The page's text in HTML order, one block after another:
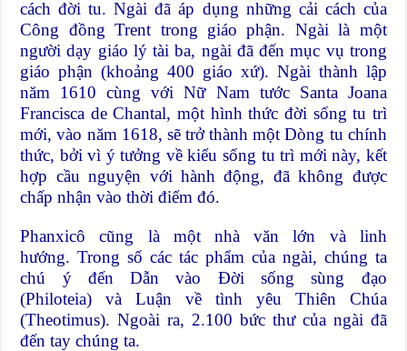
cách đời tu. Ngài đã áp dụng những cải cách của
Công đồng Trent trong giáo phận. Ngài là một
người dạy giáo lý tài ba, ngài đã đến mục vụ trong
giáo phận (khoảng 400 giáo xứ). Ngài thành lập
năm 1610 cùng với Nữ Nam tước Santa Joana
Francisca de Chantal, một hình thức đời sống tu trì
mới, vào năm 1618, sẽ trở thành một Dòng tu chính
thức, bởi vì ý tưởng về kiểu sống tu trì mới này, kết
hợp cầu nguyện với hành động, đã không được
chấp nhận vào thời điểm đó.
Phanxicô cũng là một nhà văn lớn và linh
hướng. Trong số các tác phẩm của ngài, chúng ta
chú ý đến Dẫn vào Đời sống sùng đạo
(Philoteia) và Luận về tình yêu Thiên Chúa
(Theotimus). Ngoài ra, 2.100 bức thư của ngài đã
đến tay chúng ta.